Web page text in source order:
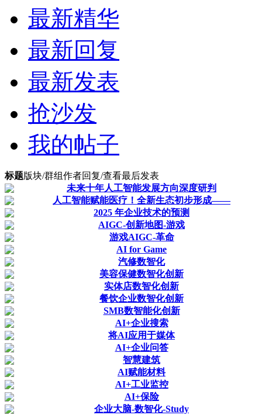
最新精华
最新回复
最新发表
抢沙发
我的帖子
标题版块/群组作者回复/查看最后发表
未来十年人工智能发展方向深度研判
人工智能赋能医疗！全新生态初步形成——
2025 年企业技术的预测
AIGC-创新地图-游戏
游戏AIGC-革命
AI for Game
汽修数智化
美容保健数智化创新
实体店数智化创新
餐饮企业数智化创新
SMB数智能化创新
AI+企业搜索
将AI应用于媒体
AI+企业问答
智慧建筑
AI赋能材料
AI+工业监控
AI+保险
企业大脑-数智化-Study